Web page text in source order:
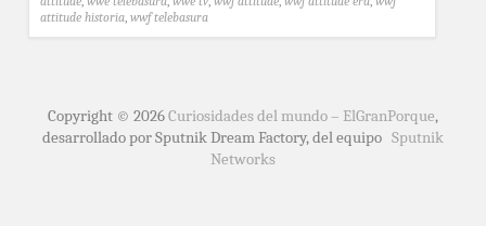
attitude historia, wwf telebasura
Copyright © 2026Curiosidades del mundo – ElGranPorque,
desarrollado por Sputnik Dream Factory, del equipo Sputnik
Networks